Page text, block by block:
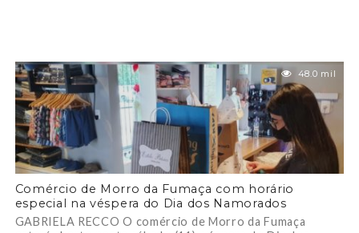
48.0 mil
Comércio de Morro da Fumaça com horário
especial na véspera do Dia dos Namorados
GABRIELA RECCO O comércio de Morro da Fumaça